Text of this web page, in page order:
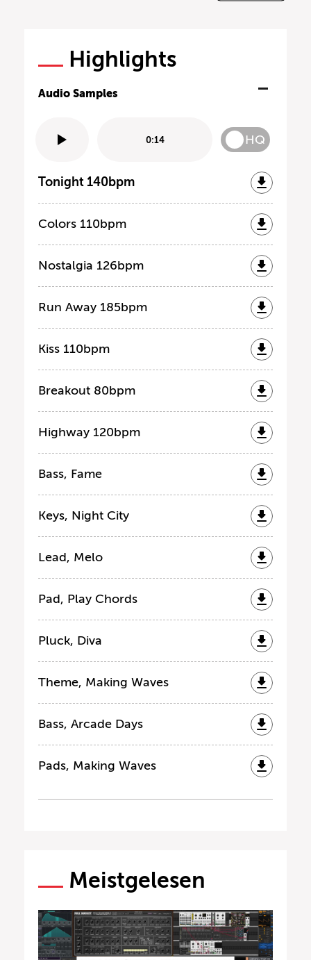
Highlights
Audio Samples
0:14 HQ
Tonight 140bpm
Colors 110bpm
Nostalgia 126bpm
Run Away 185bpm
Kiss 110bpm
Breakout 80bpm
Highway 120bpm
Bass, Fame
Keys, Night City
Lead, Melo
Pad, Play Chords
Pluck, Diva
Theme, Making Waves
Bass, Arcade Days
Pads, Making Waves
Meistgelesen